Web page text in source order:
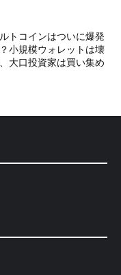
トコインはついに爆発
小規模ウォレットは壊
大口投資家は買い集め